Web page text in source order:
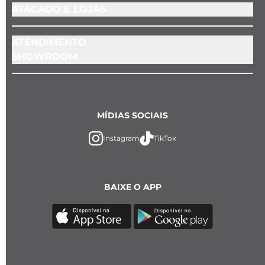
BAIXE O APP
MÍDIAS SOCIAIS
Instagram TikTok